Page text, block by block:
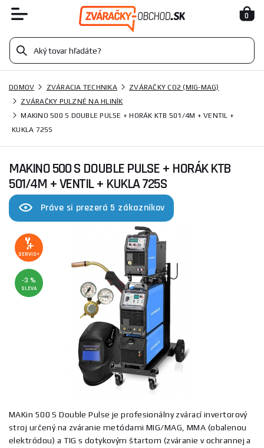
0
DOMOV ZVÁRACIA TECHNIKA
ZVÁRAČKY CO2 (MIG-MAG)
ZVÁRAČKY PULZNÉ NA HLINÍK
MAKINO 500 S DOUBLE PULSE + HORÁK KTB 501/4M + VENTIL +
KUKLA 725S
MAKINO 500 S DOUBLE PULSE + HORÁK KTB
501/4M + VENTIL + KUKLA 725S
Práve si prezerá 5 zákazníkov
SERVIS+
-3 %
SLEVA
MAKin 500 S Double Pulse je profesionálny zvárací invertorový
stroj určený na zváranie metódami MIG/MAG, MMA (obalenou
elektródou) a TIG s dotykovým štartom (zváranie v ochrannej a